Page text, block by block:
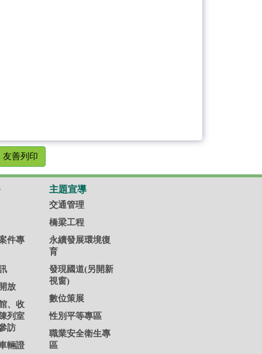
友善列印
件專
放
、收
列室
訪
輛證
主題宣導
交通管理
橋梁工程
永續發展環境復
育
發現國道(另開新
視窗)
數位策展
性別平等專區
職業安全衛生專
區